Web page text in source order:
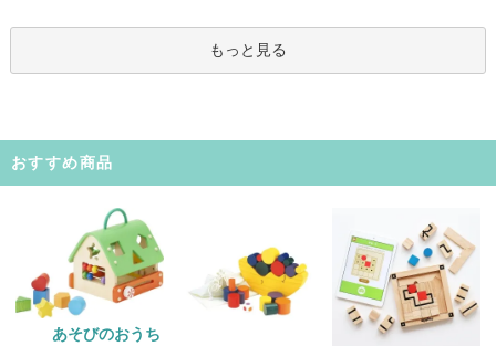
もっと見る
おすすめ商品
あそびのおうち